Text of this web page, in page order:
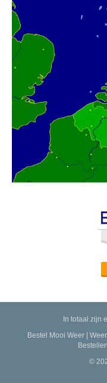
In totaal zijn
Bestel Mooi Weer|
Bestellen
©